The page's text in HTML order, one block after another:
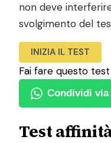
non deve
svolgimento del
INIZIA IL TEST
Fai fare questo
Condividi via
Test